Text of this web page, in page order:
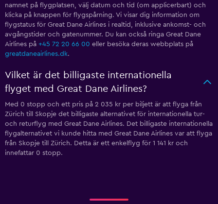
namnet på flygplatsen, välj datum och tid (om applicerbart) och
klicka på knappen för flygspårning. Vi visar dig information om
flygstatus för Great Dane Airlines i realtid, inklusive ankomst- och
avgångstider och gatenummer. Du kan också ringa Great Dane
Airlines på +45 72 20 66 00 eller besöka deras webbplats på
greatdaneairlines.dk.
Vilket är det billigaste internationella
flyget med Great Dane Airlines?
Med 0 stopp och ett pris på 2 035 kr per biljett är att flyga från
Zürich till Skopje det billigaste alternativet för internationella tur-
och returflyg med Great Dane Airlines. Det billigaste internationella
flygalternativet vi kunde hitta med Great Dane Airlines var att flyga
från Skopje till Zürich. Detta är ett enkelflyg för 1 141 kr och
innefattar 0 stopp.